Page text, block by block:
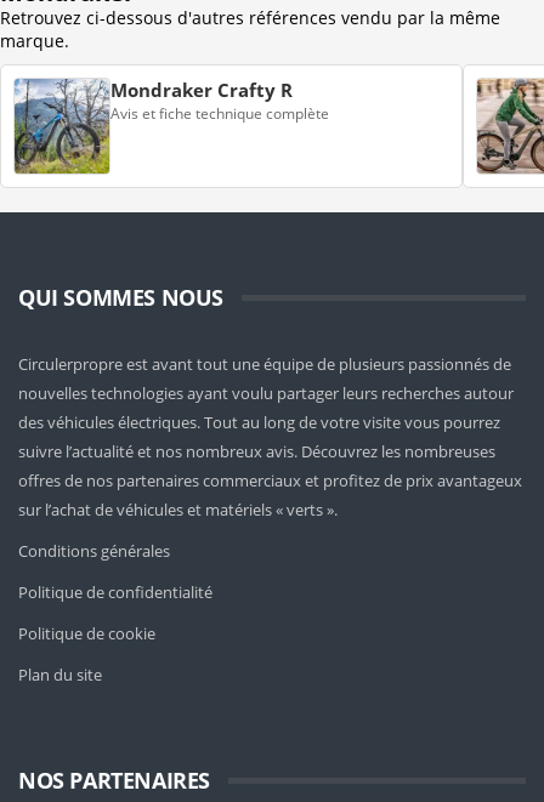
Retrouvez ci-dessous d'autres références vendu par la même
marque.
Mondraker Crafty R
Avis et fiche technique complète
QUI SOMMES NOUS
Circulerpropre est avant tout une équipe de plusieurs passionnés de
nouvelles technologies ayant voulu partager leurs recherches autour
des véhicules électriques. Tout au long de votre visite vous pourrez
suivre l’actualité et nos nombreux avis. Découvrez les nombreuses
offres de nos partenaires commerciaux et profitez de prix avantageux
sur l’achat de véhicules et matériels « verts ».
Conditions générales
Politique de confidentialité
Politique de cookie
Plan du site
NOS PARTENAIRES